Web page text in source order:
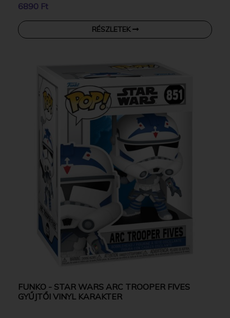
6890 Ft
RÉSZLETEK
FUNKO - STAR WARS ARC TROOPER FIVES
GYŰJTŐI VINYL KARAKTER